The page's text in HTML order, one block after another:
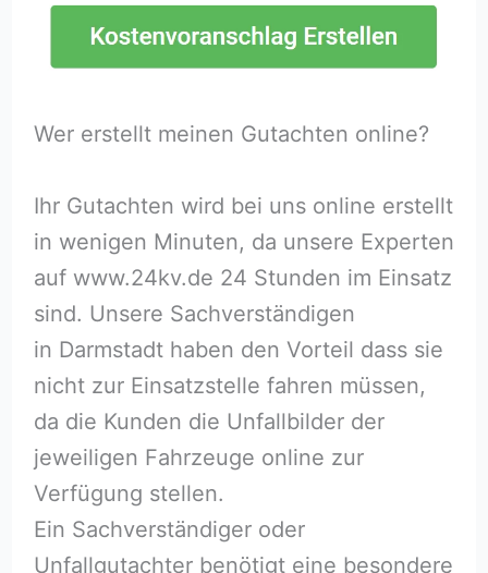
Wer erstellt meinen Gutachten online?
Ihr Gutachten wird bei uns online erstellt
in wenigen Minuten, da unsere Experten
auf www.24kv.de 24 Stunden im Einsatz
sind. Unsere Sachverständigen
in Darmstadt haben den Vorteil dass sie
nicht zur Einsatzstelle fahren müssen,
da die Kunden die Unfallbilder der
jeweiligen Fahrzeuge online zur
Verfügung stellen.
Ein Sachverständiger oder
Unfallgutachter benötigt eine besondere